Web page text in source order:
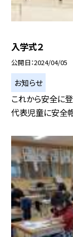
入学式２
公開日 2024/04/05
お知らせ
これから安全に
代表児童に安全